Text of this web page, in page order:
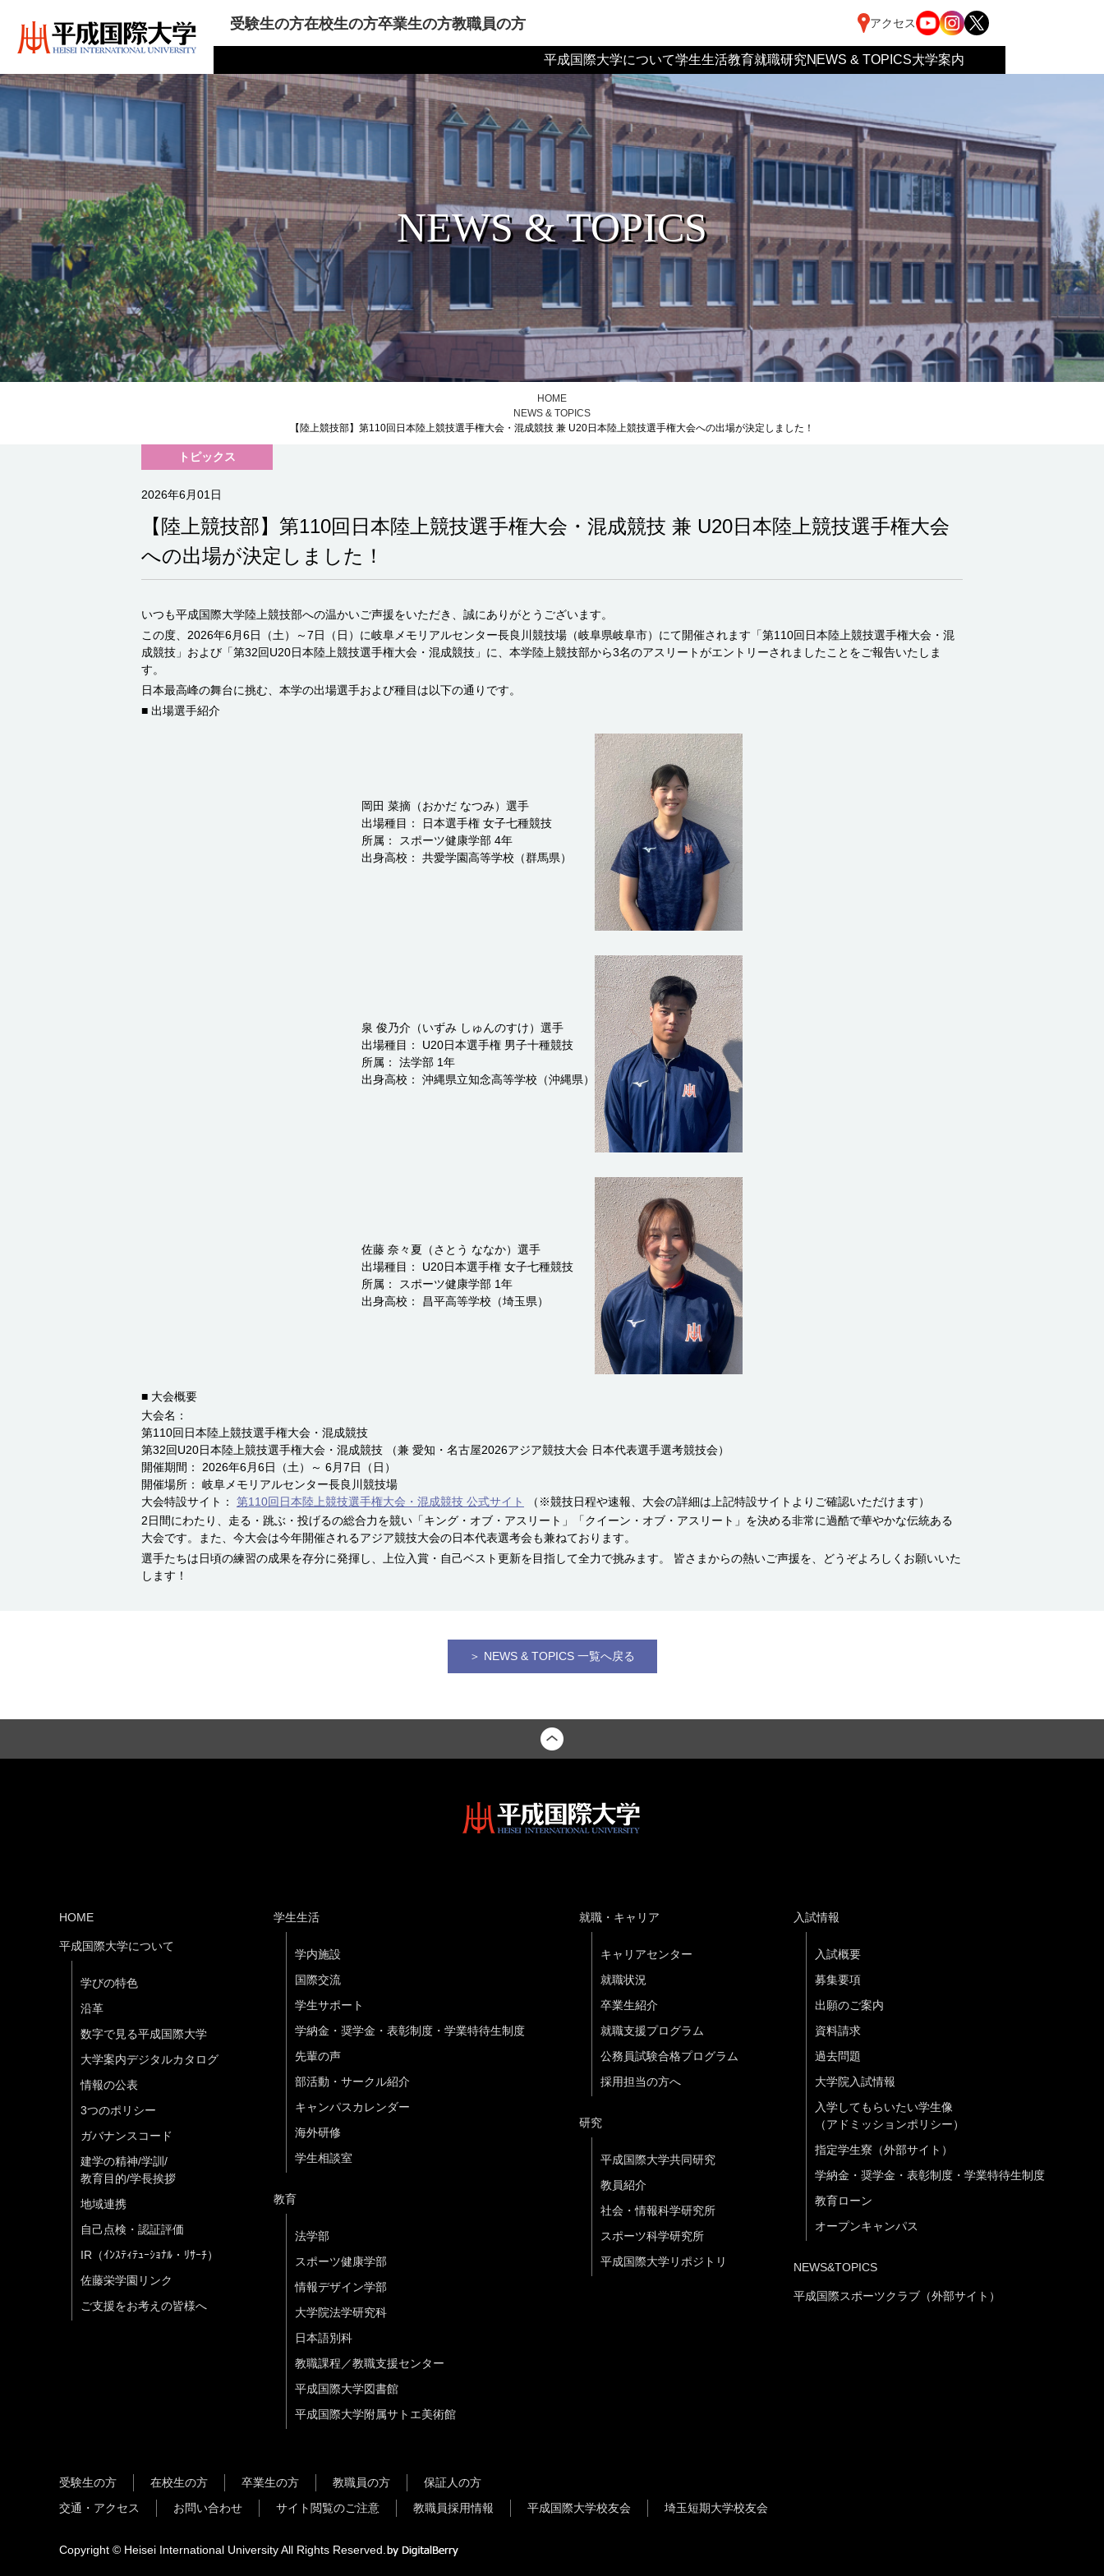
受験生の方在校生の方卒業生の方教職員の方 アクセス
平成国際大学について学生生活教育就職研究NEWS & TOPICS大学案内
NEWS & TOPICS
HOME
NEWS & TOPICS
【陸上競技部】第110回日本陸上競技選手権大会・混成競技 兼 U20日本陸上競技選手権大会への出場が決定しました！
トピックス
2026年6月01日
【陸上競技部】第110回日本陸上競技選手権大会・混成競技 兼 U20日本陸上競技選手権大会
への出場が決定しました！
いつも平成国際大学陸上競技部への温かいご声援をいただき、誠にありがとうございます。
この度、2026年6月6日（土）～7日（日）に岐阜メモリアルセンター長良川競技場（岐阜県岐阜市）にて開催されます「第110回日本陸上競技選手権大会・混
成競技」および「第32回U20日本陸上競技選手権大会・混成競技」に、本学陸上競技部から3名のアスリートがエントリーされましたことをご報告いたしま
す。
日本最高峰の舞台に挑む、本学の出場選手および種目は以下の通りです。
■ 出場選手紹介
岡田 菜摘（おかだ なつみ）選手
出場種目： 日本選手権 女子七種競技
所属： スポーツ健康学部 4年
出身高校： 共愛学園高等学校（群馬県）
泉 俊乃介（いずみ しゅんのすけ）選手
出場種目： U20日本選手権 男子十種競技
所属： 法学部 1年
出身高校： 沖縄県立知念高等学校（沖縄県）
佐藤 奈々夏（さとう ななか）選手
出場種目： U20日本選手権 女子七種競技
所属： スポーツ健康学部 1年
出身高校： 昌平高等学校（埼玉県）
■ 大会概要
大会名：
第110回日本陸上競技選手権大会・混成競技
第32回U20日本陸上競技選手権大会・混成競技 （兼 愛知・名古屋2026アジア競技大会 日本代表選手選考競技会）
開催期間： 2026年6月6日（土）～ 6月7日（日）
開催場所： 岐阜メモリアルセンター長良川競技場
大会特設サイト： 第110回日本陸上競技選手権大会・混成競技 公式サイト
（※競技日程や速報、大会の詳細は上記特設サイトよりご確認いただけます）
2日間にわたり、走る・跳ぶ・投げるの総合力を競い「キング・オブ・アスリート」「クイーン・オブ・アスリート」を決める非常に過酷で華やかな伝統ある
大会です。また、今大会は今年開催されるアジア競技大会の日本代表選考会も兼ねております。
選手たちは日頃の練習の成果を存分に発揮し、上位入賞・自己ベスト更新を目指して全力で挑みます。 皆さまからの熱いご声援を、どうぞよろしくお願いいた
します！
＞ NEWS & TOPICS 一覧へ戻る
HOME
平成国際大学について
学びの特色
沿革
数字で見る平成国際大学
大学案内デジタルカタログ
情報の公表
3つのポリシー
ガバナンスコード
建学の精神/学訓/
教育目的/学長挨拶
地域連携
自己点検・認証評価
IR（ｲﾝｽﾃｨﾃｭｰｼｮﾅﾙ・ﾘｻｰﾁ）
佐藤栄学園リンク
ご支援をお考えの皆様へ
学生生活
学内施設
国際交流
学生サポート
学納金・奨学金・表彰制度・学業特待生制度
先輩の声
部活動・サークル紹介
キャンパスカレンダー
海外研修
学生相談室
教育
法学部
スポーツ健康学部
情報デザイン学部
大学院法学研究科
日本語別科
教職課程／教職支援センター
平成国際大学図書館
平成国際大学附属サトエ美術館
就職・キャリア
キャリアセンター
就職状況
卒業生紹介
就職支援プログラム
公務員試験合格プログラム
採用担当の方へ
研究
平成国際大学共同研究
教員紹介
社会・情報科学研究所
スポーツ科学研究所
平成国際大学リポジトリ
入試情報
入試概要
募集要項
出願のご案内
資料請求
過去問題
大学院入試情報
入学してもらいたい学生像
（アドミッションポリシー）
指定学生寮（外部サイト）
学納金・奨学金・表彰制度・学業特待生制度
教育ローン
オープンキャンパス
NEWS&TOPICS
平成国際スポーツクラブ（外部サイト）
受験生の方 在校生の方 卒業生の方 教職員の方
保証人の方
交通・アクセス
お問い合わせ サイト閲覧のご注意 教職員採用情報 平成国際大学校友会 埼玉短期大学校友会
Copyright © Heisei International University All Rights Reserved.